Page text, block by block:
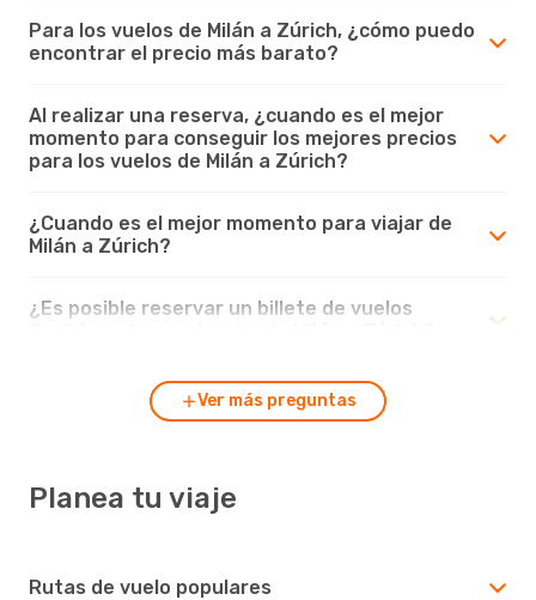
Para los vuelos de Milán a Zúrich, ¿cómo puedo
encontrar el precio más barato?
Al realizar una reserva, ¿cuando es el mejor
momento para conseguir los mejores precios
para los vuelos de Milán a Zúrich?
¿Cuando es el mejor momento para viajar de
Milán a Zúrich?
¿Es posible reservar un billete de vuelos
Ver más preguntas
Planea tu viaje
Rutas de vuelo populares